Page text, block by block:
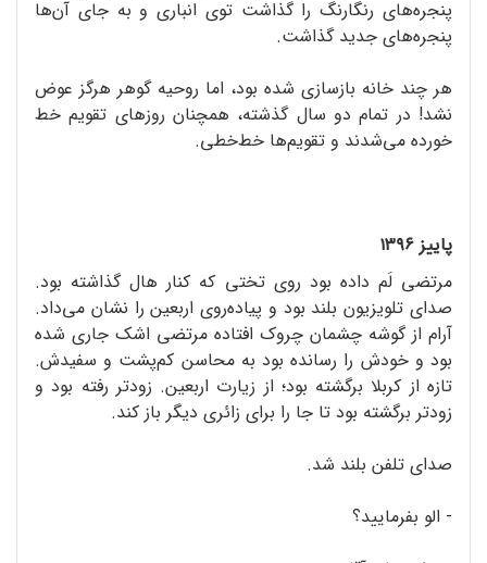
پنجره‌های رنگارنگ را گذاشت توی انباری و به جای آن‌ها
پنجره‌های جدید گذاشت.
هر چند خانه بازسازی شده بود، اما روحیه گوهر هرگز عوض
نشد! در تمام دو سال گذشته، همچنان روزهای تقویم خط
خورده می‌شدند و تقویم‌ها خط‌خطی.
پاییز ۱۳۹۶
مرتضی لَم داده بود روی تختی که کنار هال گذاشته بود.
صدای تلویزیون بلند بود و پیاده‌روی اربعین را نشان می‌داد.
آرام از گوشه چشمان چروک افتاده مرتضی اشک جاری شده
بود و خودش را رسانده بود به محاسن کم‌پشت و سفیدش.
تازه از کربلا برگشته بود؛ از زیارت اربعین. زودتر رفته بود و
زودتر برگشته بود تا جا را برای زائری دیگر باز کند.
صدای تلفن بلند شد‌.
- الو بفرمایید؟